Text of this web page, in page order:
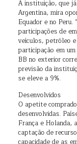
A instituição, que
Argentina, mira
Equador e no
participações de
veículos, petróleo
participação em
BB no exterior
previsão da
se eleve a 9%.
Desenvolvidos
O apetite
desenvolvidas.
França e Holanda,
captação de